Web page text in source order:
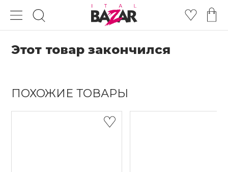
Этот товар закончился
ПОХОЖИЕ ТОВАРЫ